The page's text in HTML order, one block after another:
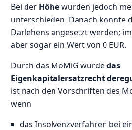
Bei der Höhewurden jedoch
unterschieden. Danach konnte
Darlehens angesetzt werden;
aber sogar ein Wert von 0 EUR.
Durch das MoMiG wurdedas
Eigenkapitalersatzrecht
ist nach den Vorschriften des
wenn
das Insolvenzverfahren bei